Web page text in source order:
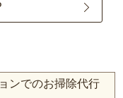
ンでのお掃除代行